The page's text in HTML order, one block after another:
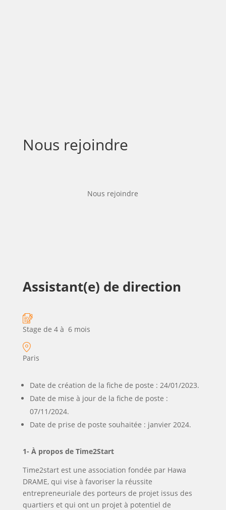
Nous rejoindre
Nous rejoindre
Assistant(e) de direction
Stage de 4 à 6 mois
Paris
Date de création de la fiche de poste : 24/01/2023.
Date de mise à jour de la fiche de poste :
07/11/2024.
Date de prise de poste souhaitée : janvier 2024.
1- À propos de Time2Start
Time2start est une association fondée par Hawa
DRAME, qui vise à favoriser la réussite
entrepreneuriale des porteurs de projet issus des
quartiers et qui ont un projet à potentiel de